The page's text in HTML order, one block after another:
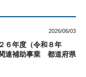
2026/06/03
６年度（令和８年
連補助事業 都道府県